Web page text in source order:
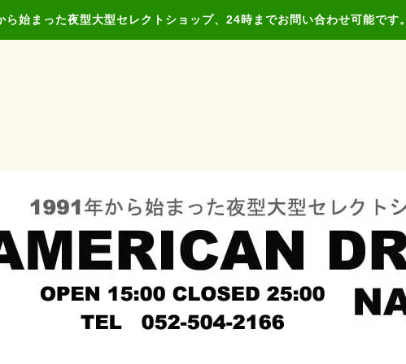
ら始まった夜型大型セレクトショップ、24時までお問い合わせ可能です。